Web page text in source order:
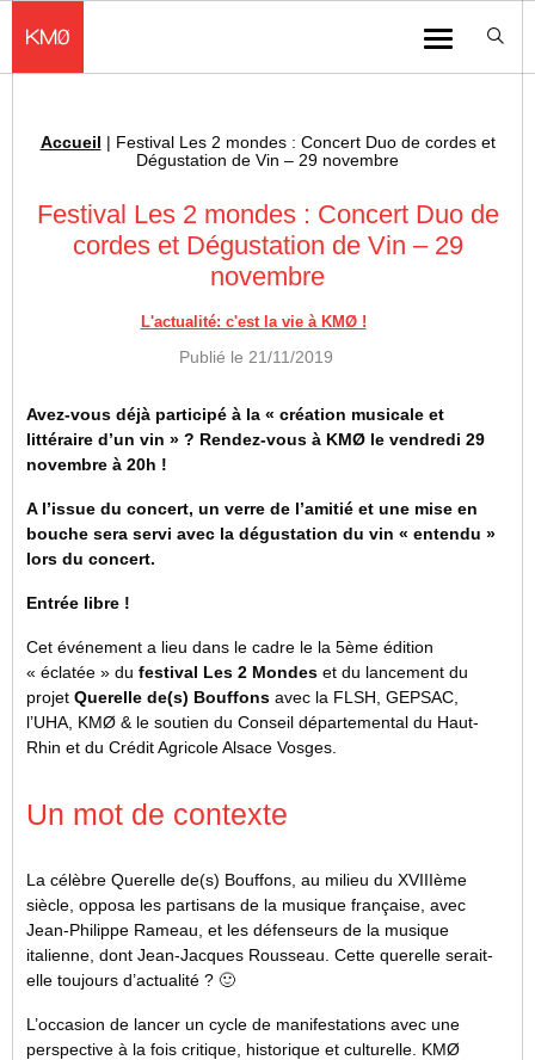
Menu
Fil d'Ariane :
Accueil | Festival Les 2 mondes : Concert Duo de cordes et
Dégustation de Vin – 29 novembre
Festival Les 2 mondes : Concert Duo de
cordes et Dégustation de Vin – 29
novembre
L'actualité: c'est la vie à KMØ !
Publié le 21/11/2019
Avez-vous déjà participé à la « création musicale et
littéraire d’un vin » ? Rendez-vous à KMØ le vendredi 29
novembre à 20h !
A l’issue du concert, un verre de l’amitié et une mise en
bouche sera servi avec la dégustation du vin « entendu »
lors du concert.
Entrée libre !
Cet événement a lieu dans le cadre le la 5ème édition
« éclatée » du festival Les 2 Mondes et du lancement du
projet Querelle de(s) Bouffons avec la FLSH, GEPSAC,
l’UHA, KMØ & le soutien du Conseil départemental du Haut-
Rhin et du Crédit Agricole Alsace Vosges.
Un mot de contexte
La célèbre Querelle de(s) Bouffons, au milieu du XVIIIème
siècle, opposa les partisans de la musique française, avec
Jean-Philippe Rameau, et les défenseurs de la musique
italienne, dont Jean-Jacques Rousseau. Cette querelle serait-
elle toujours d’actualité ? 🙂
L’occasion de lancer un cycle de manifestations avec une
perspective à la fois critique, historique et culturelle. KMØ